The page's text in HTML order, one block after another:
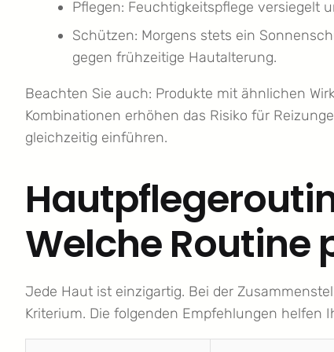
Pflegen: Feuchtigkeitspflege versiegelt
Schützen: Morgens stets ein
gegen frühzeitige Hautalterung.
Beachten Sie auch: Produkte mit ähnlichen
Kombinationen erhöhen das Risiko für
gleichzeitig einführen.
Welche Routine
Jede Haut ist einzigartig. Bei der
Kriterium. Die folgenden Empfehlungen helfen